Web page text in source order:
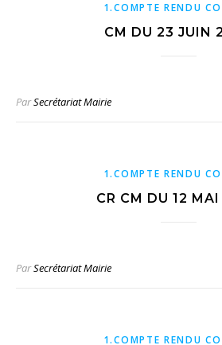
1.COMPTE RENDU
CM DU 23 JUIN
ParSecrétariat Mairie
1.COMPTE RENDU
CR CM DU 12
ParSecrétariat Mairie
1.COMPTE RENDU